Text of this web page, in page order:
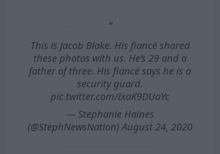
This is Jacob Blake. His fiancé shared
these photos with us. He’s 29 and a
father of three. His fiancé says he is a
security guard.
pic.twitter.com/IxaK9DUaYc
— Stephanie Haines
(@StephNewsNation)August 24, 2020